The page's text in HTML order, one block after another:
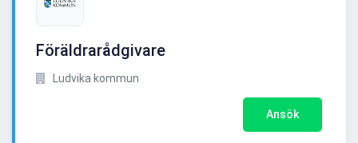
Föräldrarådgivare
Ludvika kommun
Ansök